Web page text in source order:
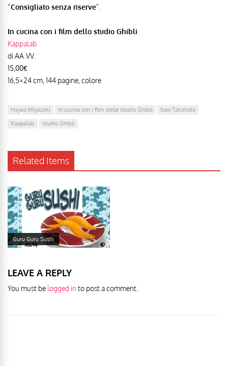
“Consigliato senza riserve”.
In cucina con i film dello studio Ghibli
Kappalab
di AA.VV.
15,00€
16,5×24 cm, 144 pagine, colore
Hayao Miyazaki In cucina con i film delle studio Ghibli
Isao Takahata
Kappalab
studio Ghibli
Related Items
Guru Guru Sushi
LEAVE A REPLY
You must be logged in to post a comment.